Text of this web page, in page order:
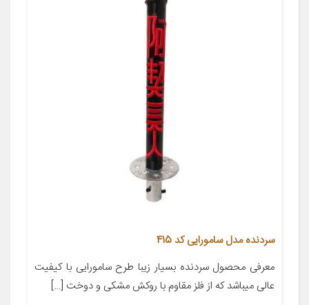
سردنده مدل سامورایی کد 415
معرفی محصول سردنده بسیار زیبا طرح سامورایی با کیفیت
عالی میباشد که از فلز مقاوم با روکش مشکی و دوخت […]